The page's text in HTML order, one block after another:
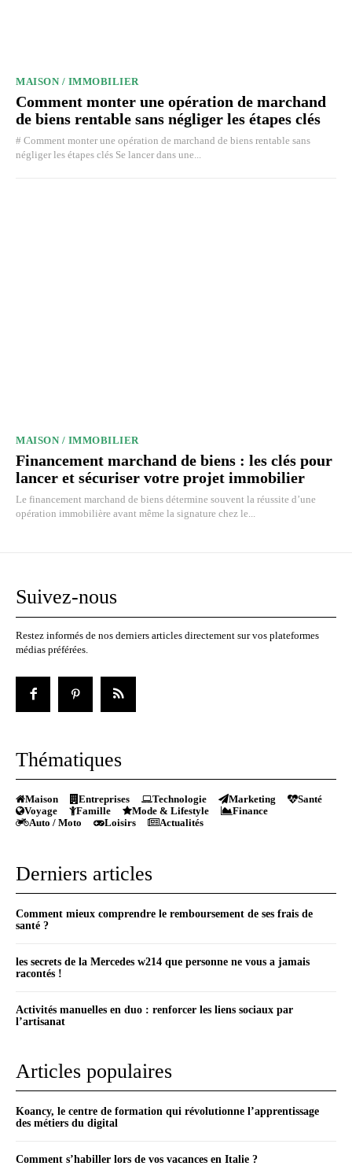
MAISON / IMMOBILIER
Comment monter une opération de marchand
de biens rentable sans négliger les étapes clés
# Comment monter une opération de marchand de biens rentable sans
négliger les étapes clés Se lancer dans une...
MAISON / IMMOBILIER
Financement marchand de biens : les clés pour
lancer et sécuriser votre projet immobilier
Le financement marchand de biens détermine souvent la réussite d’une
opération immobilière avant même la signature chez le...
Suivez-nous
Restez informés de nos derniers articles directement sur vos plateformes
médias préférées.
Thématiques
Maison Entreprises Technologie Marketing
Santé
Voyage
Famille Mode & Lifestyle
Finance
Auto / Moto
Loisirs Actualités
Derniers articles
Comment mieux comprendre le remboursement de ses frais de
santé ?
les secrets de la Mercedes w214 que personne ne vous a jamais
racontés !
Activités manuelles en duo : renforcer les liens sociaux par
l’artisanat
Articles populaires
Koancy, le centre de formation qui révolutionne l’apprentissage
des métiers du digital
Comment s’habiller lors de vos vacances en Italie ?